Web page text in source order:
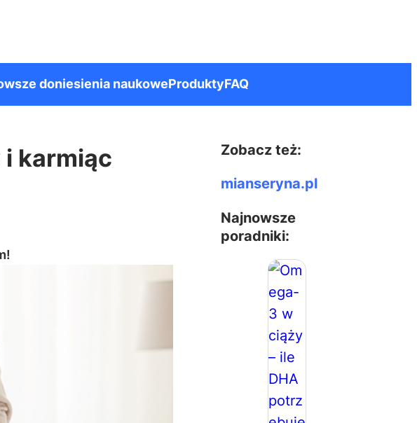
doniesienia naukoweProduktyFAQ
karmiąc
Zobacz też:
mianseryna.pl
Najnowsze
poradniki: